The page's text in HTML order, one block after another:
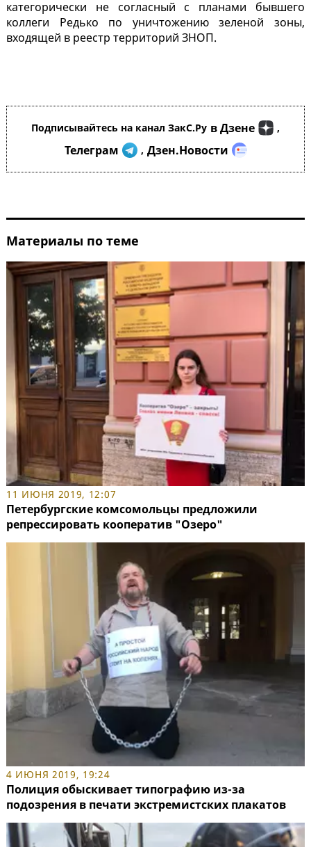
категорически не согласный с планами бывшего
коллеги Редько по уничтожению зеленой зоны,
входящей в реестр территорий ЗНОП.
Подписывайтесь на канал ЗакС.Ру в Дзене ,
Телеграм , Дзен.Новости
Материалы по теме
11 ИЮНЯ 2019, 12:07
Петербургские комсомольцы предложили
репрессировать кооператив "Озеро"
4 ИЮНЯ 2019, 19:24
Полиция обыскивает типографию из-за
подозрения в печати экстремистских плакатов